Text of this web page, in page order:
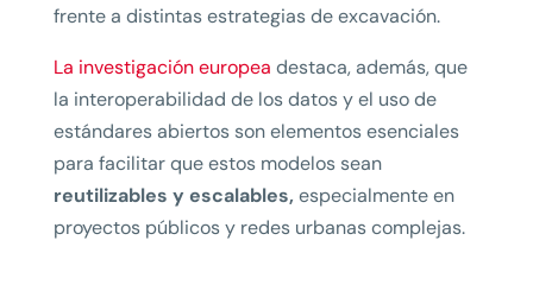
frente a distintas estrategias de excavación.
La investigación europea destaca, además, que
la interoperabilidad de los datos y el uso de
estándares abiertos son elementos esenciales
para facilitar que estos modelos sean
reutilizables y escalables, especialmente en
proyectos públicos y redes urbanas complejas.